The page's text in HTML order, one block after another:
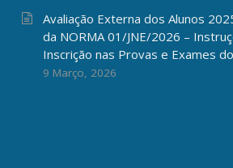
Avaliação Externa dos Alunos
da NORMA 01/JNE/2026 –
Inscrição nas Provas e Exames
9 Março, 2026